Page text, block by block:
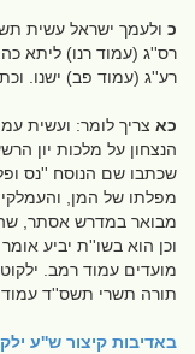
כ ולעמך ישראל עשית
רס''ג (עמוד רנו) ליתא
רע''ג (עמוד פב) ישנו.
כא צריך לומר: ועשית
הנצחון על מלכות יון
שכתבו שם הנוסח ''נס
מפלתו של המן,
מבואר במדרש אסתר,
וכן הוא בשו''ת יביע
מועדים עמוד רמב.
תורה תשרי תשס''ד
באדיבות קיצור ש''ע